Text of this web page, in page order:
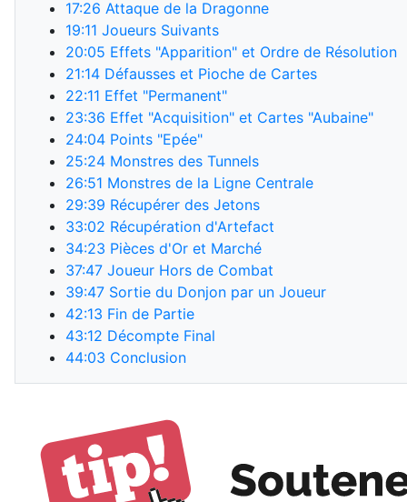
17:26 Attaque de la Dragonne
19:11 Joueurs Suivants
20:05 Effets "Apparition" et Ordre de Résolution
21:14 Défausses et Pioche de Cartes
22:11 Effet "Permanent"
23:36 Effet "Acquisition" et Cartes "Aubaine"
24:04 Points "Epée"
25:24 Monstres des Tunnels
26:51 Monstres de la Ligne Centrale
29:39 Récupérer des Jetons
33:02 Récupération d'Artefact
34:23 Pièces d'Or et Marché
37:47 Joueur Hors de Combat
39:47 Sortie du Donjon par un Joueur
42:13 Fin de Partie
43:12 Décompte Final
44:03 Conclusion